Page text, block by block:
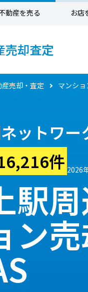
動産を売る お店
売却査定
産売却・査定 マンシ
ットワー
件 2026
駅
ン